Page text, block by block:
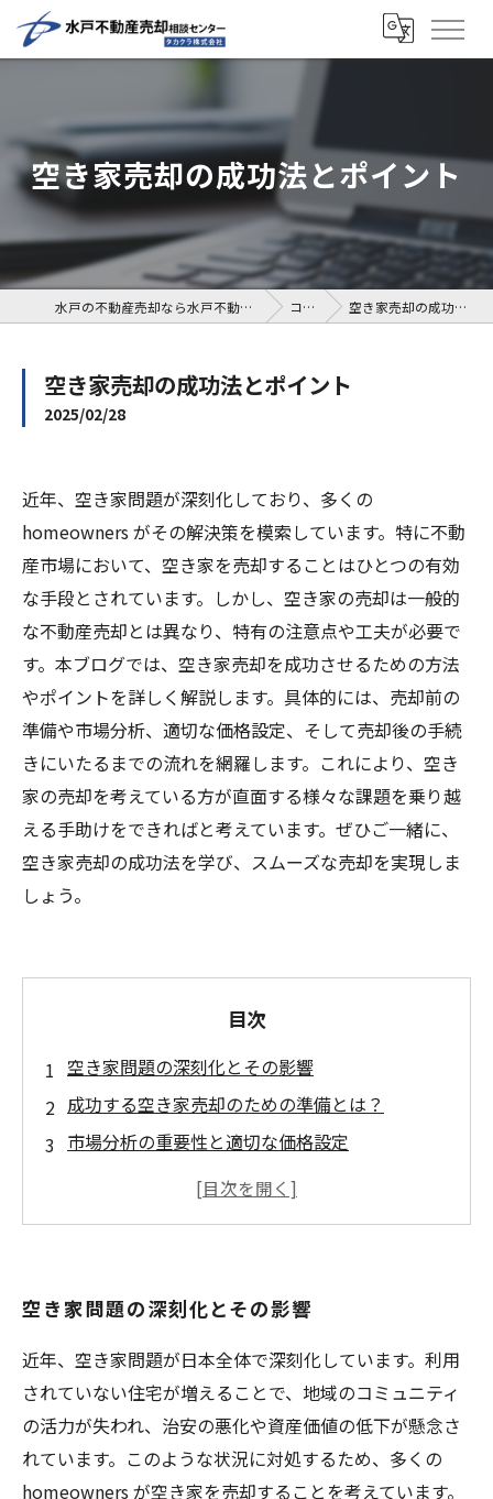
空き家売却の成功法とポイント
水戸の不動産売却なら水戸不動産売却相談センター コラム 空き家売却の成功法とポイント
空き家売却の成功法とポイント
2025/02/28
近年、空き家問題が深刻化しており、多くの
homeowners がその解決策を模索しています。特に不動
産市場において、空き家を売却することはひとつの有効
な手段とされています。しかし、空き家の売却は一般的
な不動産売却とは異なり、特有の注意点や工夫が必要で
す。本ブログでは、空き家売却を成功させるための方法
やポイントを詳しく解説します。具体的には、売却前の
準備や市場分析、適切な価格設定、そして売却後の手続
きにいたるまでの流れを網羅します。これにより、空き
家の売却を考えている方が直面する様々な課題を乗り越
える手助けをできればと考えています。ぜひご一緒に、
空き家売却の成功法を学び、スムーズな売却を実現しま
しょう。
目次
空き家問題の深刻化とその影響
成功する空き家売却のための準備とは？
市場分析の重要性と適切な価格設定
空き家売却のプロセス：売却までの流れ
スムーズな空き家売却で未来を切り開こう
空き家問題の深刻化とその影響
近年、空き家問題が日本全体で深刻化しています。利用
されていない住宅が増えることで、地域のコミュニティ
の活力が失われ、治安の悪化や資産価値の低下が懸念さ
れています。このような状況に対処するため、多くの
homeowners が空き家を売却することを考えています。